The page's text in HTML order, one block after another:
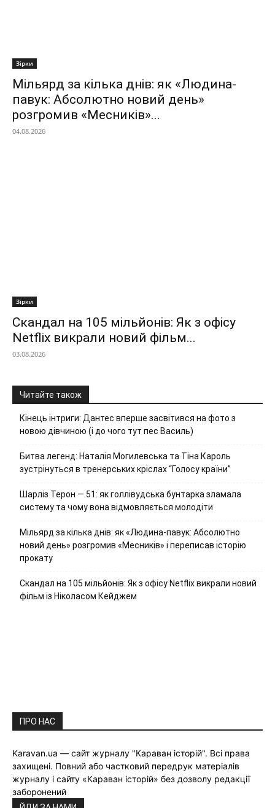
Зірки
Мільярд за кілька днів: як «Людина-
павук: Абсолютно новий день»
розгромив «Месників»...
04.08.2026
Зірки
Скандал на 105 мільйонів: Як з офісу
Netflix викрали новий фільм...
03.08.2026
Читайте також
Кінець інтриги: Дантес вперше засвітився на фото з
новою дівчиною (і до чого тут пес Василь)
Битва легенд: Наталія Могилевська та Тіна Кароль
зустрінуться в тренерських кріслах “Голосу країни”
Шарліз Терон — 51: як голлівудська бунтарка зламала
систему та чому вона відмовляється молодіти
Мільярд за кілька днів: як «Людина-павук: Абсолютно
новий день» розгромив «Месників» і переписав історію
прокату
Скандал на 105 мільйонів: Як з офісу Netflix викрали новий
фільм із Ніколасом Кейджем
ПРО НАС
Karavan.ua — сайт журналу "Караван історій". Всі права
захищені. Повний або частковий передрук матеріалів
журналу і сайту «Караван історій» без дозволу редакції
заборонений